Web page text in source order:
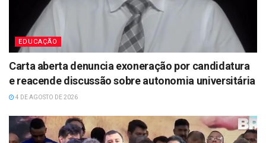
EDUCAÇÃO
Carta aberta denuncia exoneração por candidatura
e reacende discussão sobre autonomia universitária
4 DE AGOSTO DE 2026